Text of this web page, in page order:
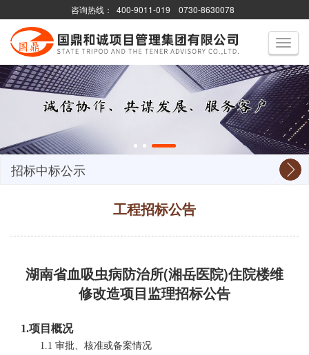
咨询热线： 400-9011-019 0730-8630078
招标中标公示
工程招标公告
湖南省血吸虫病防治所(湘岳医院)住院楼维
修改造项目监理招标公告
1.项目概况
1.1 审批、核准或备案情况
Toggle